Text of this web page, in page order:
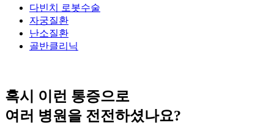
다빈치 로봇수술
자궁질환
난소질환
골반클리닉
혹시 이런 통증으로
여러 병원을 전전하셨나요?